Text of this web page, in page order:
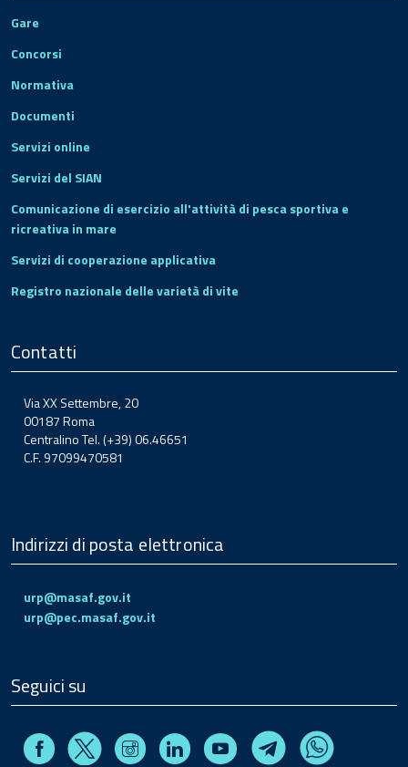
Gare
Concorsi
Normativa
Documenti
Servizi online
Servizi del SIAN
Comunicazione di esercizio all'attività di pesca sportiva e
ricreativa in mare
Servizi di cooperazione applicativa
Registro nazionale delle varietà di vite
Contatti
Via XX Settembre, 20
00187 Roma
Centralino Tel. (+39) 06.46651
C.F. 97099470581
Indirizzi di posta elettronica
urp@masaf.gov.it
urp@pec.masaf.gov.it
Seguici su
FacebookX InstagramLinkedin Youtube TelegramWhatsapp